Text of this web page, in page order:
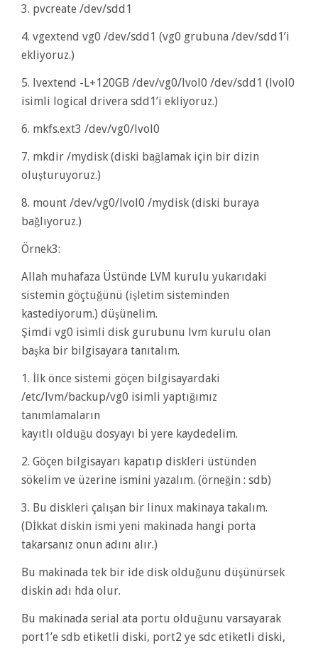
3. pvcreate /dev/sdd1
4. vgextend vg0 /dev/sdd1 (vg0 grubuna /dev/sdd1’i
ekliyoruz.)
5. lvextend -L+120GB /dev/vg0/lvol0 /dev/sdd1 (lvol0
isimli logical drivera sdd1’i ekliyoruz.)
6. mkfs.ext3 /dev/vg0/lvol0
7. mkdir /mydisk (diski bağlamak için bir dizin
oluşturuyoruz.)
8. mount /dev/vg0/lvol0 /mydisk (diski buraya
bağlıyoruz.)
Örnek3:
Allah muhafaza Üstünde LVM kurulu yukarıdaki
sistemin göçtüğünü (işletim sisteminden
kastediyorum.) düşünelim.
Şimdi vg0 isimli disk gurubunu lvm kurulu olan
başka bir bilgisayara tanıtalım.
1. İlk önce sistemi göçen bilgisayardaki
/etc/lvm/backup/vg0 isimli yaptığımız
tanımlamaların
kayıtlı olduğu dosyayı bi yere kaydedelim.
2. Göçen bilgisayarı kapatıp diskleri üstünden
sökelim ve üzerine ismini yazalım. (örneğin : sdb)
3. Bu diskleri çalışan bir linux makinaya takalım.
(Dİkkat diskin ismi yeni makinada hangi porta
takarsanız onun adını alır.)
Bu makinada tek bir ide disk olduğunu düşünürsek
diskin adı hda olur.
Bu makinada serial ata portu olduğunu varsayarak
port1’e sdb etiketli diski, port2 ye sdc etiketli diski,